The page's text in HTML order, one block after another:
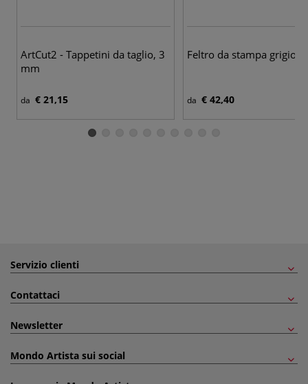
ArtCut2 - Tappetini da taglio, 3
mm
da € 21,15
Feltro da stampa grigio,
da € 42,40
Servizio clienti
Contattaci
Newsletter
Mondo Artista sui social